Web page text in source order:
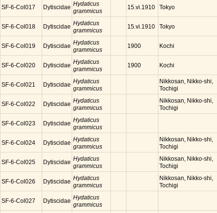
SF-6-Col017 Dytiscidae Hydaticus
grammicus
15.vi.1910 Tokyo
SF-6-Col018 Dytiscidae Hydaticus
grammicus
15.vi.1910 Tokyo
SF-6-Col019 Dytiscidae Hydaticus
grammicus
1900 Kochi
SF-6-Col020 Dytiscidae Hydaticus
grammicus
1900 Kochi
SF-6-Col021 Dytiscidae Hydaticus
grammicus
Nikkosan, Nikko-shi,
Tochigi
SF-6-Col022 Dytiscidae Hydaticus
grammicus
Nikkosan, Nikko-shi,
Tochigi
SF-6-Col023 Dytiscidae Hydaticus
grammicus
SF-6-Col024 Dytiscidae Hydaticus
grammicus
Nikkosan, Nikko-shi,
Tochigi
SF-6-Col025 Dytiscidae Hydaticus
grammicus
Nikkosan, Nikko-shi,
Tochigi
SF-6-Col026 Dytiscidae Hydaticus
grammicus
Nikkosan, Nikko-shi,
Tochigi
SF-6-Col027 Dytiscidae Hydaticus
grammicus